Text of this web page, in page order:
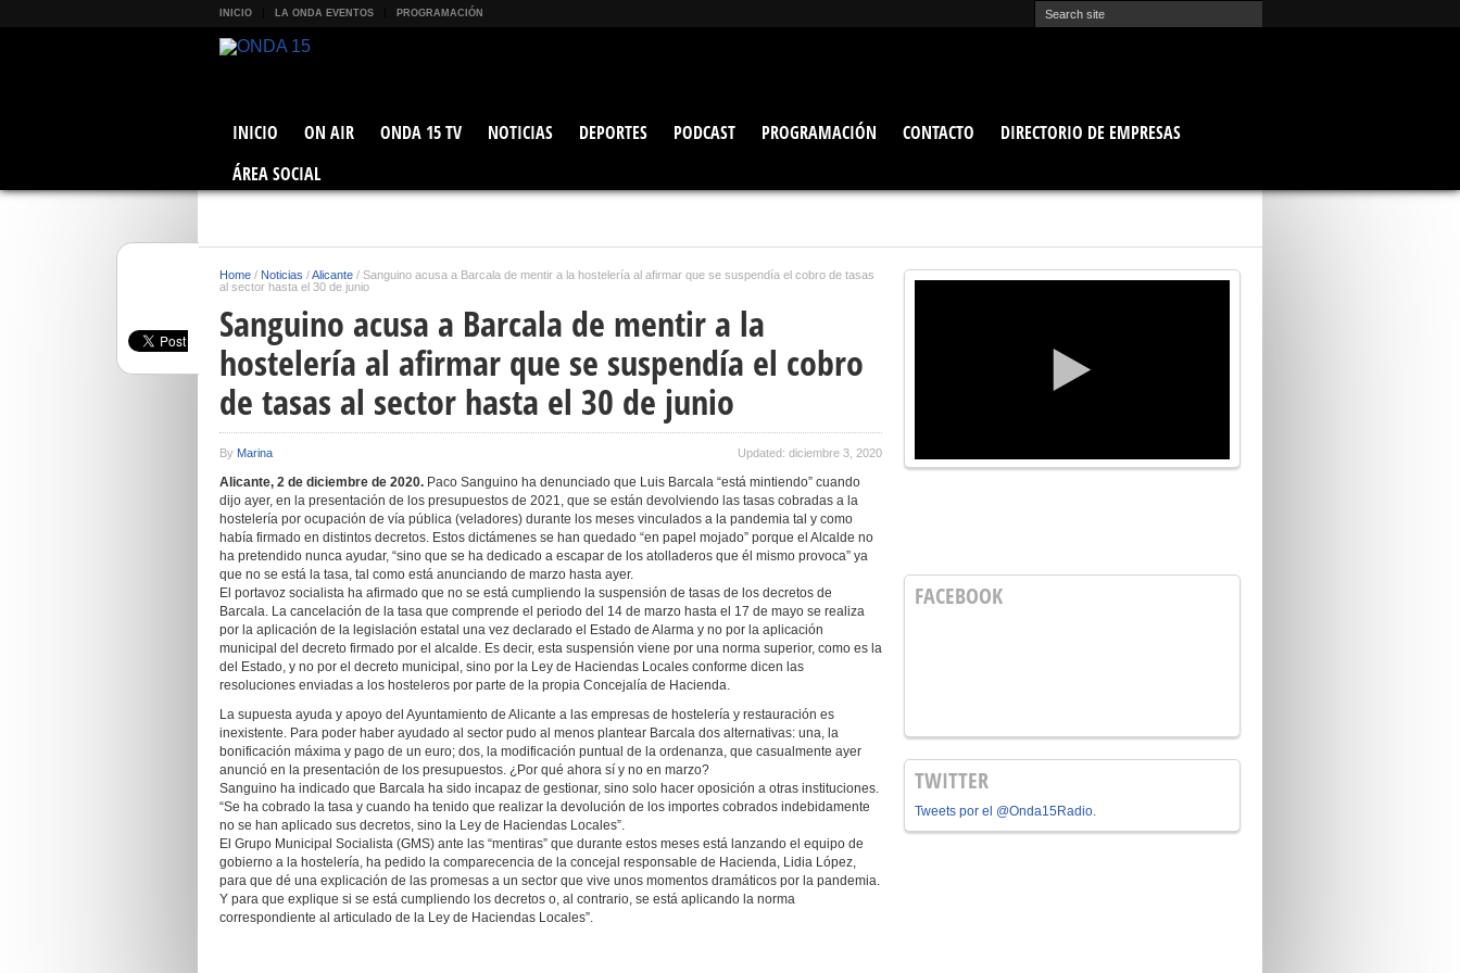
INICIO LA ONDA EVENTOS PROGRAMACIÓN
INICIO ON AIR ONDA 15 TV NOTICIAS DEPORTES PODCAST PROGRAMACIÓN CONTACTO
DIRECTORIO DE EMPRESAS
ÁREA SOCIAL
Home / Noticias /Alicante / Sanguino acusa a Barcala de mentir a la hostelería al afirmar que se suspendía el cobro de tasas
al sector hasta el 30 de junio
Sanguino acusa a Barcala de mentir a la
hostelería al afirmar que se suspendía el cobro
de tasas al sector hasta el 30 de junio
By Marina Updated: diciembre 3, 2020
Alicante, 2 de diciembre de 2020. Paco Sanguino ha denunciado que Luis Barcala “está mintiendo” cuando
dijo ayer, en la presentación de los presupuestos de 2021, que se están devolviendo las tasas cobradas a la
hostelería por ocupación de vía pública (veladores) durante los meses vinculados a la pandemia tal y como
había firmado en distintos decretos. Estos dictámenes se han quedado “en papel mojado” porque el Alcalde no
ha pretendido nunca ayudar, “sino que se ha dedicado a escapar de los atolladeros que él mismo provoca” ya
que no se está la tasa, tal como está anunciando de marzo hasta ayer.
El portavoz socialista ha afirmado que no se está cumpliendo la suspensión de tasas de los decretos de
Barcala. La cancelación de la tasa que comprende el periodo del 14 de marzo hasta el 17 de mayo se realiza
por la aplicación de la legislación estatal una vez declarado el Estado de Alarma y no por la aplicación
municipal del decreto firmado por el alcalde. Es decir, esta suspensión viene por una norma superior, como es la
del Estado, y no por el decreto municipal, sino por la Ley de Haciendas Locales conforme dicen las
resoluciones enviadas a los hosteleros por parte de la propia Concejalía de Hacienda.
La supuesta ayuda y apoyo del Ayuntamiento de Alicante a las empresas de hostelería y restauración es
inexistente. Para poder haber ayudado al sector pudo al menos plantear Barcala dos alternativas: una, la
bonificación máxima y pago de un euro; dos, la modificación puntual de la ordenanza, que casualmente ayer
anunció en la presentación de los presupuestos. ¿Por qué ahora sí y no en marzo?
Sanguino ha indicado que Barcala ha sido incapaz de gestionar, sino solo hacer oposición a otras instituciones.
“Se ha cobrado la tasa y cuando ha tenido que realizar la devolución de los importes cobrados indebidamente
no se han aplicado sus decretos, sino la Ley de Haciendas Locales”.
El Grupo Municipal Socialista (GMS) ante las “mentiras” que durante estos meses está lanzando el equipo de
gobierno a la hostelería, ha pedido la comparecencia de la concejal responsable de Hacienda, Lidia López,
para que dé una explicación de las promesas a un sector que vive unos momentos dramáticos por la pandemia.
Y para que explique si se está cumpliendo los decretos o, al contrario, se está aplicando la norma
correspondiente al articulado de la Ley de Haciendas Locales”.
FACEBOOK
TWITTER
Tweets por el @Onda15Radio.